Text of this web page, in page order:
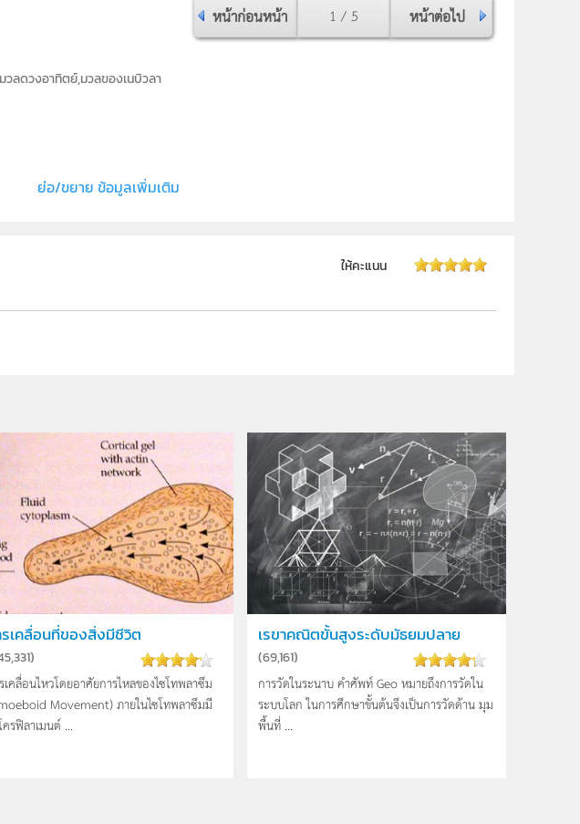
หน้าก่อนหน้า 1 / 5 หน้าต่อไป
ลดวงอาทิตย์,มวลของเนบิวลา
ย่อ/ขยาย ข้อมูลเพิ่มเติม
ให้คะแนน
เคลื่อนที่ของสิ่งมีชีวิต
)
เคลื่อนไหวโดยอาศัยการไหลของไซโทพลาซึม
Movement) ภายในไซโทพลาซึมมี
ครฟิลาเมนต์ ...
เรขาคณิตขั้นสูงระดับมัธยมปลาย
(69,161)
การวัดในระนาบ คำศัพท์ Geo หมายถึงการวัดใน
ระบบโลก ในการศึกษาขั้นต้นจึงเป็นการวัดด้าน มุม
พื้นที่ ...